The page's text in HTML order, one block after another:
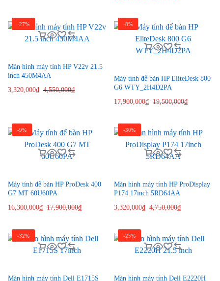
-27%
Màn hình máy tính HP V22v 21.5
inch 450M4AA
3,320,000₫ 4,550,000₫
-8%
Máy tính để bàn HP EliteDesk 800
G6 WTY_2H4D2PA
17,900,000₫ 19,500,000₫
-9%
Máy tính để bàn HP ProDesk 400
G7 MT 60U60PA
16,300,000₫ 17,900,000₫
-30%
Màn hình máy tính HP ProDisplay
P174 17inch 5RD64AA
3,320,000₫ 4,750,000₫
-32%
Màn hình máy tính Dell E1715S
-25%
Màn hình máy tính Dell E2220H